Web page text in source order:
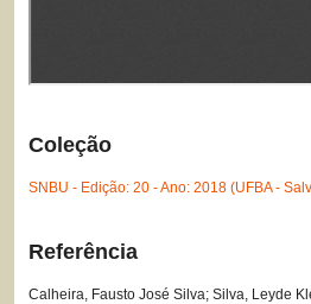
Coleção
SNBU - Edição: 20 - Ano: 2018 (UFBA -
Referência
Calheira, Fausto José Silva; Silva, Leyde